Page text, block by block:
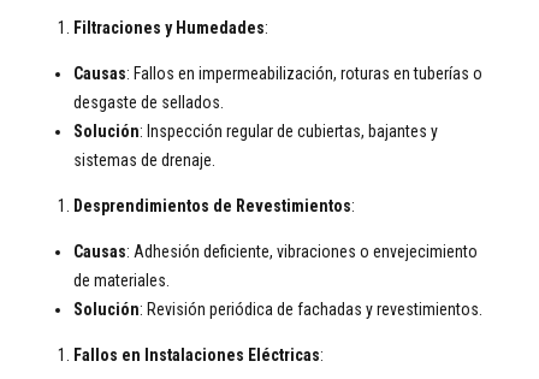
Filtraciones y Humedades:
Causas: Fallos en impermeabilización, roturas en tuberías o
desgaste de sellados.
Solución: Inspección regular de cubiertas, bajantes y
sistemas de drenaje.
Desprendimientos de Revestimientos:
Causas: Adhesión deficiente, vibraciones o envejecimiento
de materiales.
Solución: Revisión periódica de fachadas y revestimientos.
Fallos en Instalaciones Eléctricas: